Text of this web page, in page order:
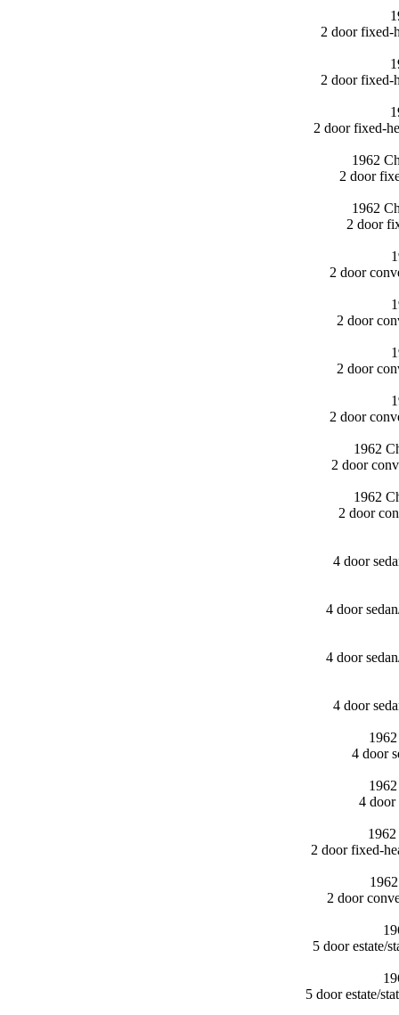
2 door fixed-
2 door fixed-
2 door fixed-
1962
2 door
1962
2 door
2 door
2 door
2 door
2 door
1962
2 door
1962
2 door
4 door
4 door
4 door
4 door
4 door
4 door
2 door fixed-
2 door
5 door estate/​
5 door estate/​